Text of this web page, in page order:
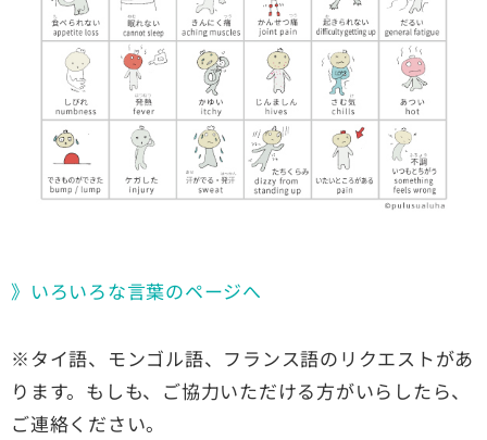
》いろいろな言葉のページへ
※タイ語、モンゴル語、フランス語のリクエストがあ
ります。もしも、ご協力いただける方がいらしたら、
ご連絡ください。